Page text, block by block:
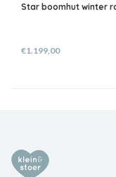
Star boomhut winter
€1.199,00